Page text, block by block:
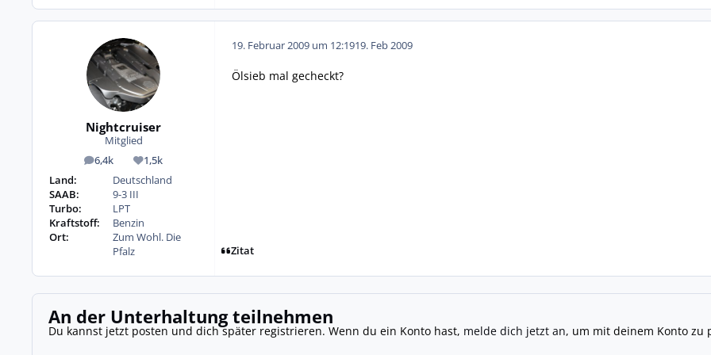
Nightcruiser
Mitglied
6,4k
Beiträge 1,5k
Reputation
Land:
Deutschland
SAAB:
9-3 III
Turbo:
LPT
Kraftstoff:
Benzin
Ort:
Zum Wohl. Die
Pfalz
19. Februar 2009 um 12:1919. Feb 2009
Ölsieb mal gecheckt?
Zitat
An der Unterhaltung teilnehmen
Du kannst jetzt posten und dich später registrieren. Wenn du ein Konto hast, melde dich jetzt an, um mit deinem Konto zu